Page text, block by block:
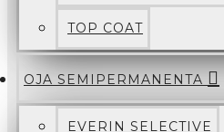
TOP COAT
OJA SEMIPERMANENTA
EVERIN SELECTIVE